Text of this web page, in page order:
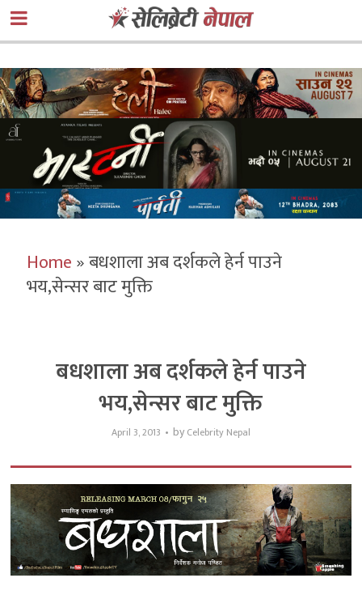
Home»बधशाला अब दर्शकले हेर्न पाउने
भय,सेन्सर बाट मुक्ति
बधशाला अब दर्शकले हेर्न पाउने
भय,सेन्सर बाट मुक्ति
April 3, 2013 by Celebrity Nepal